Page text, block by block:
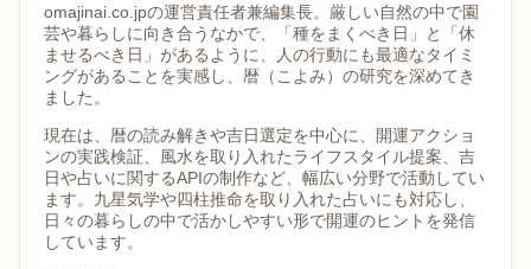
omajinai.co.jpの運営責任者兼編集長。厳しい自然の中で園
芸や暮らしに向き合うなかで、「種をまくべき日」と「休
ませるべき日」があるように、人の行動にも最適なタイミ
ングがあることを実感し、暦（こよみ）の研究を深めてき
ました。
現在は、暦の読み解きや吉日選定を中心に、開運アクショ
ンの実践検証、風水を取り入れたライフスタイル提案、吉
日や占いに関するAPIの制作など、幅広い分野で活動してい
ます。九星気学や四柱推命を取り入れた占いにも対応し、
日々の暮らしの中で活かしやすい形で開運のヒントを発信
しています。